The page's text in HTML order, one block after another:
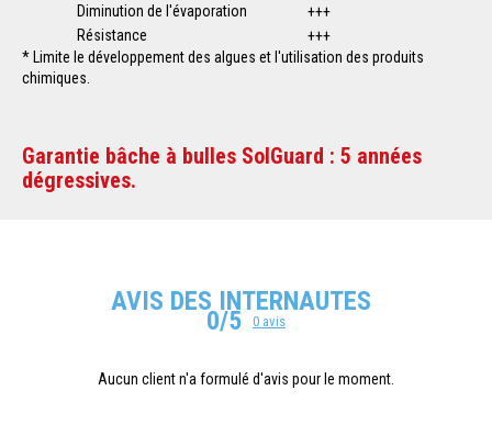
Diminution de l'évaporation
+++
Résistance
+++
* Limite le développement des algues et l'utilisation des produits
chimiques.
Garantie bâche à bulles SolGuard : 5 années
dégressives.
AVIS DES INTERNAUTES
0/5 0 avis
Aucun client n'a formulé d'avis pour le moment.